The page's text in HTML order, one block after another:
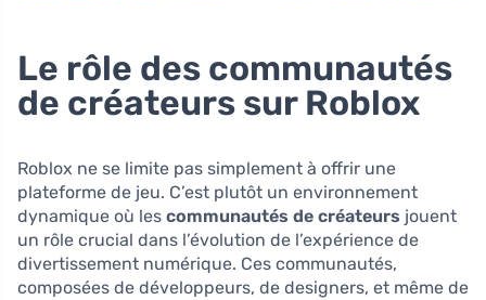
Le rôle des communautés
de créateurs sur Roblox
Roblox ne se limite pas simplement à offrir une
plateforme de jeu. C’est plutôt un environnement
dynamique où les communautés de créateurs jouent
un rôle crucial dans l’évolution de l’expérience de
divertissement numérique. Ces communautés,
composées de développeurs, de designers, et même de